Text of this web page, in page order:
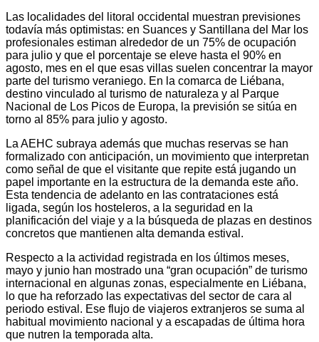
Las localidades del litoral occidental muestran previsiones
todavía más optimistas: en Suances y Santillana del Mar los
profesionales estiman alrededor de un 75% de ocupación
para julio y que el porcentaje se eleve hasta el 90% en
agosto, mes en el que esas villas suelen concentrar la mayor
parte del turismo veraniego. En la comarca de Liébana,
destino vinculado al turismo de naturaleza y al Parque
Nacional de Los Picos de Europa, la previsión se sitúa en
torno al 85% para julio y agosto.
La AEHC subraya además que muchas reservas se han
formalizado con anticipación, un movimiento que interpretan
como señal de que el visitante que repite está jugando un
papel importante en la estructura de la demanda este año.
Esta tendencia de adelanto en las contrataciones está
ligada, según los hosteleros, a la seguridad en la
planificación del viaje y a la búsqueda de plazas en destinos
concretos que mantienen alta demanda estival.
Respecto a la actividad registrada en los últimos meses,
mayo y junio han mostrado una “gran ocupación” de turismo
internacional en algunas zonas, especialmente en Liébana,
lo que ha reforzado las expectativas del sector de cara al
periodo estival. Ese flujo de viajeros extranjeros se suma al
habitual movimiento nacional y a escapadas de última hora
que nutren la temporada alta.